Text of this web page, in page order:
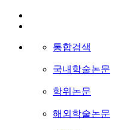
통합검색
국내학술논문
학위논문
해외학술논문